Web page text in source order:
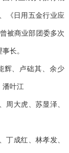
《日用五金行业应
被商业部团委多次
长。
辉、卢础其、余少
潘叶江
周大虎、苏显泽、
丁成红、林孝发、